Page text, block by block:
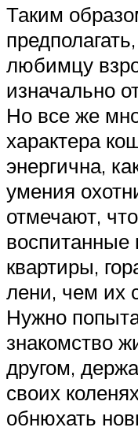
Таким
любимцу
изначально
Но все же
характера
энергична,
умения
отмечают,
воспитанные
квартиры,
лени, чем их
Нужно
знакомство
другом,
своих
обнюхать